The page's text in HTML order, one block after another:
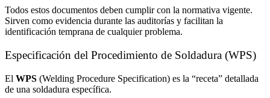
Todos estos documentos deben cumplir con la normativa vigente.
Sirven como evidencia durante las auditorías y facilitan la
identificación temprana de cualquier problema.
Especificación del Procedimiento de Soldadura (WPS)
El WPS (Welding Procedure Specification) es la “receta” detallada
de una soldadura específica.